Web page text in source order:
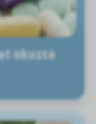
okozta